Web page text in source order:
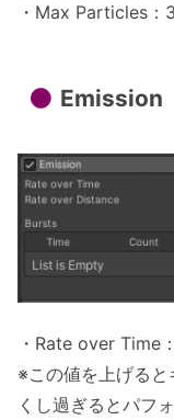
・Max Particles：
Emission
・Rate over Time
※この値を上げる
くし過ぎるとパフ